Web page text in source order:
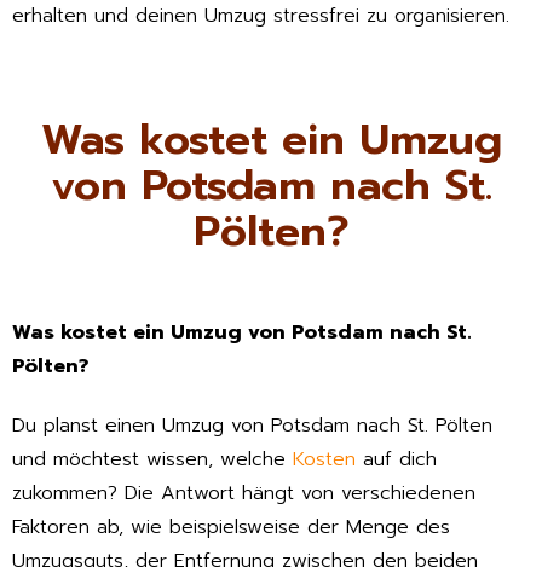
erhalten und deinen Umzug stressfrei zu organisieren.
Was kostet ein Umzug
von Potsdam nach St.
Pölten?
Was kostet ein Umzug von Potsdam nach St.
Pölten?
Du planst einen Umzug von Potsdam nach St. Pölten
und möchtest wissen, welche Kosten auf dich
zukommen? Die Antwort hängt von verschiedenen
Faktoren ab, wie beispielsweise der Menge des